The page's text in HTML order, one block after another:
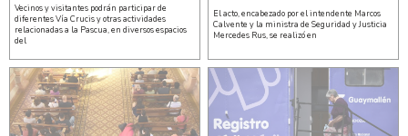
Vecinos y visitantes podrán participar de
diferentes Vía Crucis y otras actividades
relacionadas a la Pascua, en diversos espacios
del
El acto, encabezado por el intendente Marcos
Calvente y la ministra de Seguridad y Justicia
Mercedes Rus, se realizó en